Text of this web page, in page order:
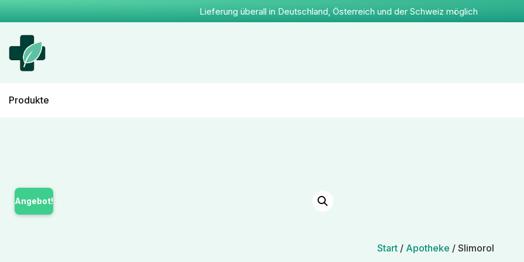
Lieferung überall in Deutschland, Österreich und der Schweiz möglich
Produkte
Angebot!
Start / Apotheke / Slimorol